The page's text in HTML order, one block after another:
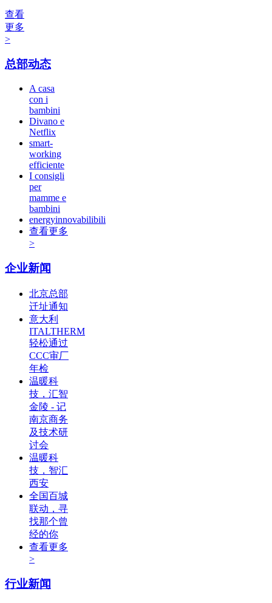
查看
更多
>
总部动态
A casa
con i
bambini
Divano e
Netflix
smart-
working
efficiente
I consigli
per
mamme e
bambini
energyinnovabilibili
查看更多
>
企业新闻
北京总部
迁址通知
意大利
ITALTHERM
轻松通过
CCC审厂
年检
温暖科
技，汇智
金陵 - 记
南京商务
及技术研
讨会
温暖科
技，智汇
西安
全国百城
联动，寻
找那个曾
经的你
查看更多
>
行业新闻